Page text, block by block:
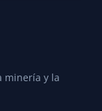
minería y la